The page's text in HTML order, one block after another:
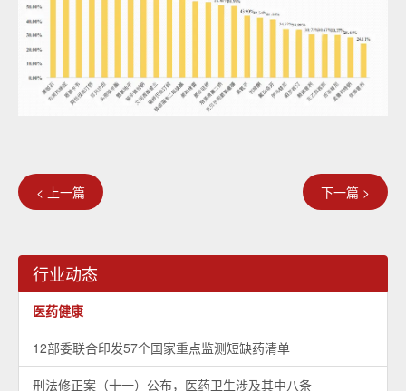
< 上一篇 下一篇 >
行业动态
医药健康
12部委联合印发57个国家重点监测短缺药清单
刑法修正案（十一）公布，医药卫生涉及其中八条